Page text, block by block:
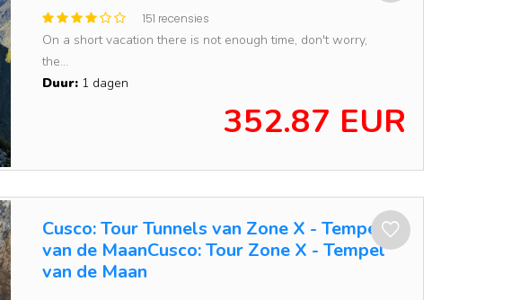
151 recensies
On a short vacation there is not enough time, don't worry,
the...
Duur: 1 dagen
352.87 EUR
Cusco: Tour Tunnels van Zone X - Tempel
van de MaanCusco: Tour Zone X - Tempel
van de Maan